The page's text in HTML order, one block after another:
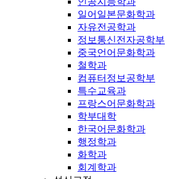
일어일본문화학과
자유전공학과
정보통신전자공학부
중국언어문화학과
철학과
컴퓨터정보공학부
특수교육과
프랑스어문화학과
학부대학
한국어문화학과
행정학과
화학과
회계학과